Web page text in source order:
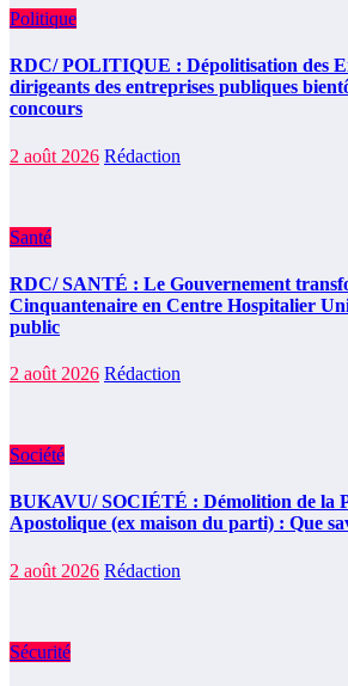
Politique
RDC/ POLITIQUE : Dépolitisation des
dirigeants des entreprises publiques
concours
2 août 2026 Rédaction
Santé
RDC/ SANTÉ : Le Gouvernement
Cinquantenaire en Centre Hospitalier
public
2 août 2026 Rédaction
Société
BUKAVU/ SOCIÉTÉ : Démolition de la
Apostolique (ex maison du parti) : Que
2 août 2026 Rédaction
Sécurité